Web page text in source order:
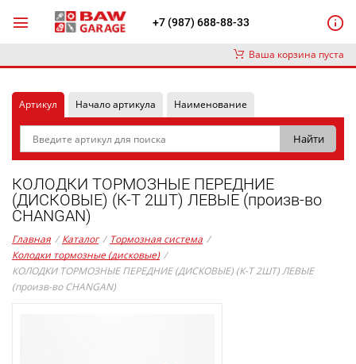
+7 (987) 688-88-33
Ваша корзина пуста
Артикул Начало артикула Наименование
КОЛОДКИ ТОРМОЗНЫЕ ПЕРЕДНИЕ
(ДИСКОВЫЕ) (К-Т 2ШТ) ЛЕВЫЕ (произв-во
CHANGAN)
Главная / Каталог / Тормозная система /
Колодки тормозные (дисковые) /
КОЛОДКИ ТОРМОЗНЫЕ ПЕРЕДНИЕ (ДИСКОВЫЕ) (К-Т 2ШТ) ЛЕВЫЕ
(произв-во CHANGAN)